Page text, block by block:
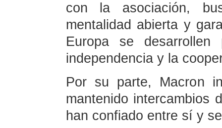
con la asociación,
mentalidad abierta y
Europa se
independencia y la
Por su parte, Macron
mantenido intercambios
han confiado entre sí y